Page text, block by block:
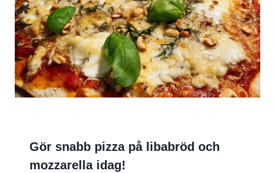
Gör snabb pizza på libabröd och
mozzarella idag!